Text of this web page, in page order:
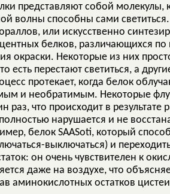
представляют собой молекулы,
волны способны сами
или искусственно
белков, различающихся по
окраски. Некоторые из них
есть перестают светиться, а
протекает, когда белок
и необратимым. Некоторые
раз, что происходит в
нарушается и не
белок SAASoti, который
выключаться) и
он очень чувствителен к
даже на воздухе, что
аминокислотных остатков